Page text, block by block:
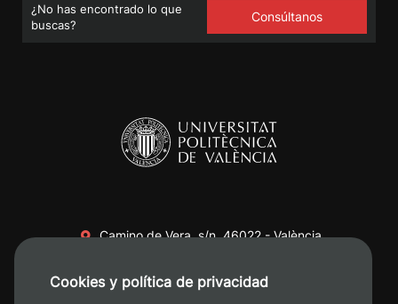
¿No has encontrado lo que
buscas?
Consúltanos
Camino de Vera, s/n. 46022 - València
+34 620 04 00 50
Cookies y política de privacidad